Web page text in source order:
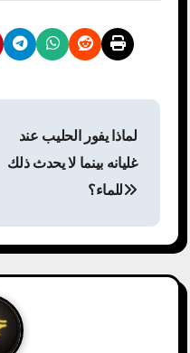
لماذا يفور الحليب عند
غليانه بينما لا يحدث ذلك
للماء؟